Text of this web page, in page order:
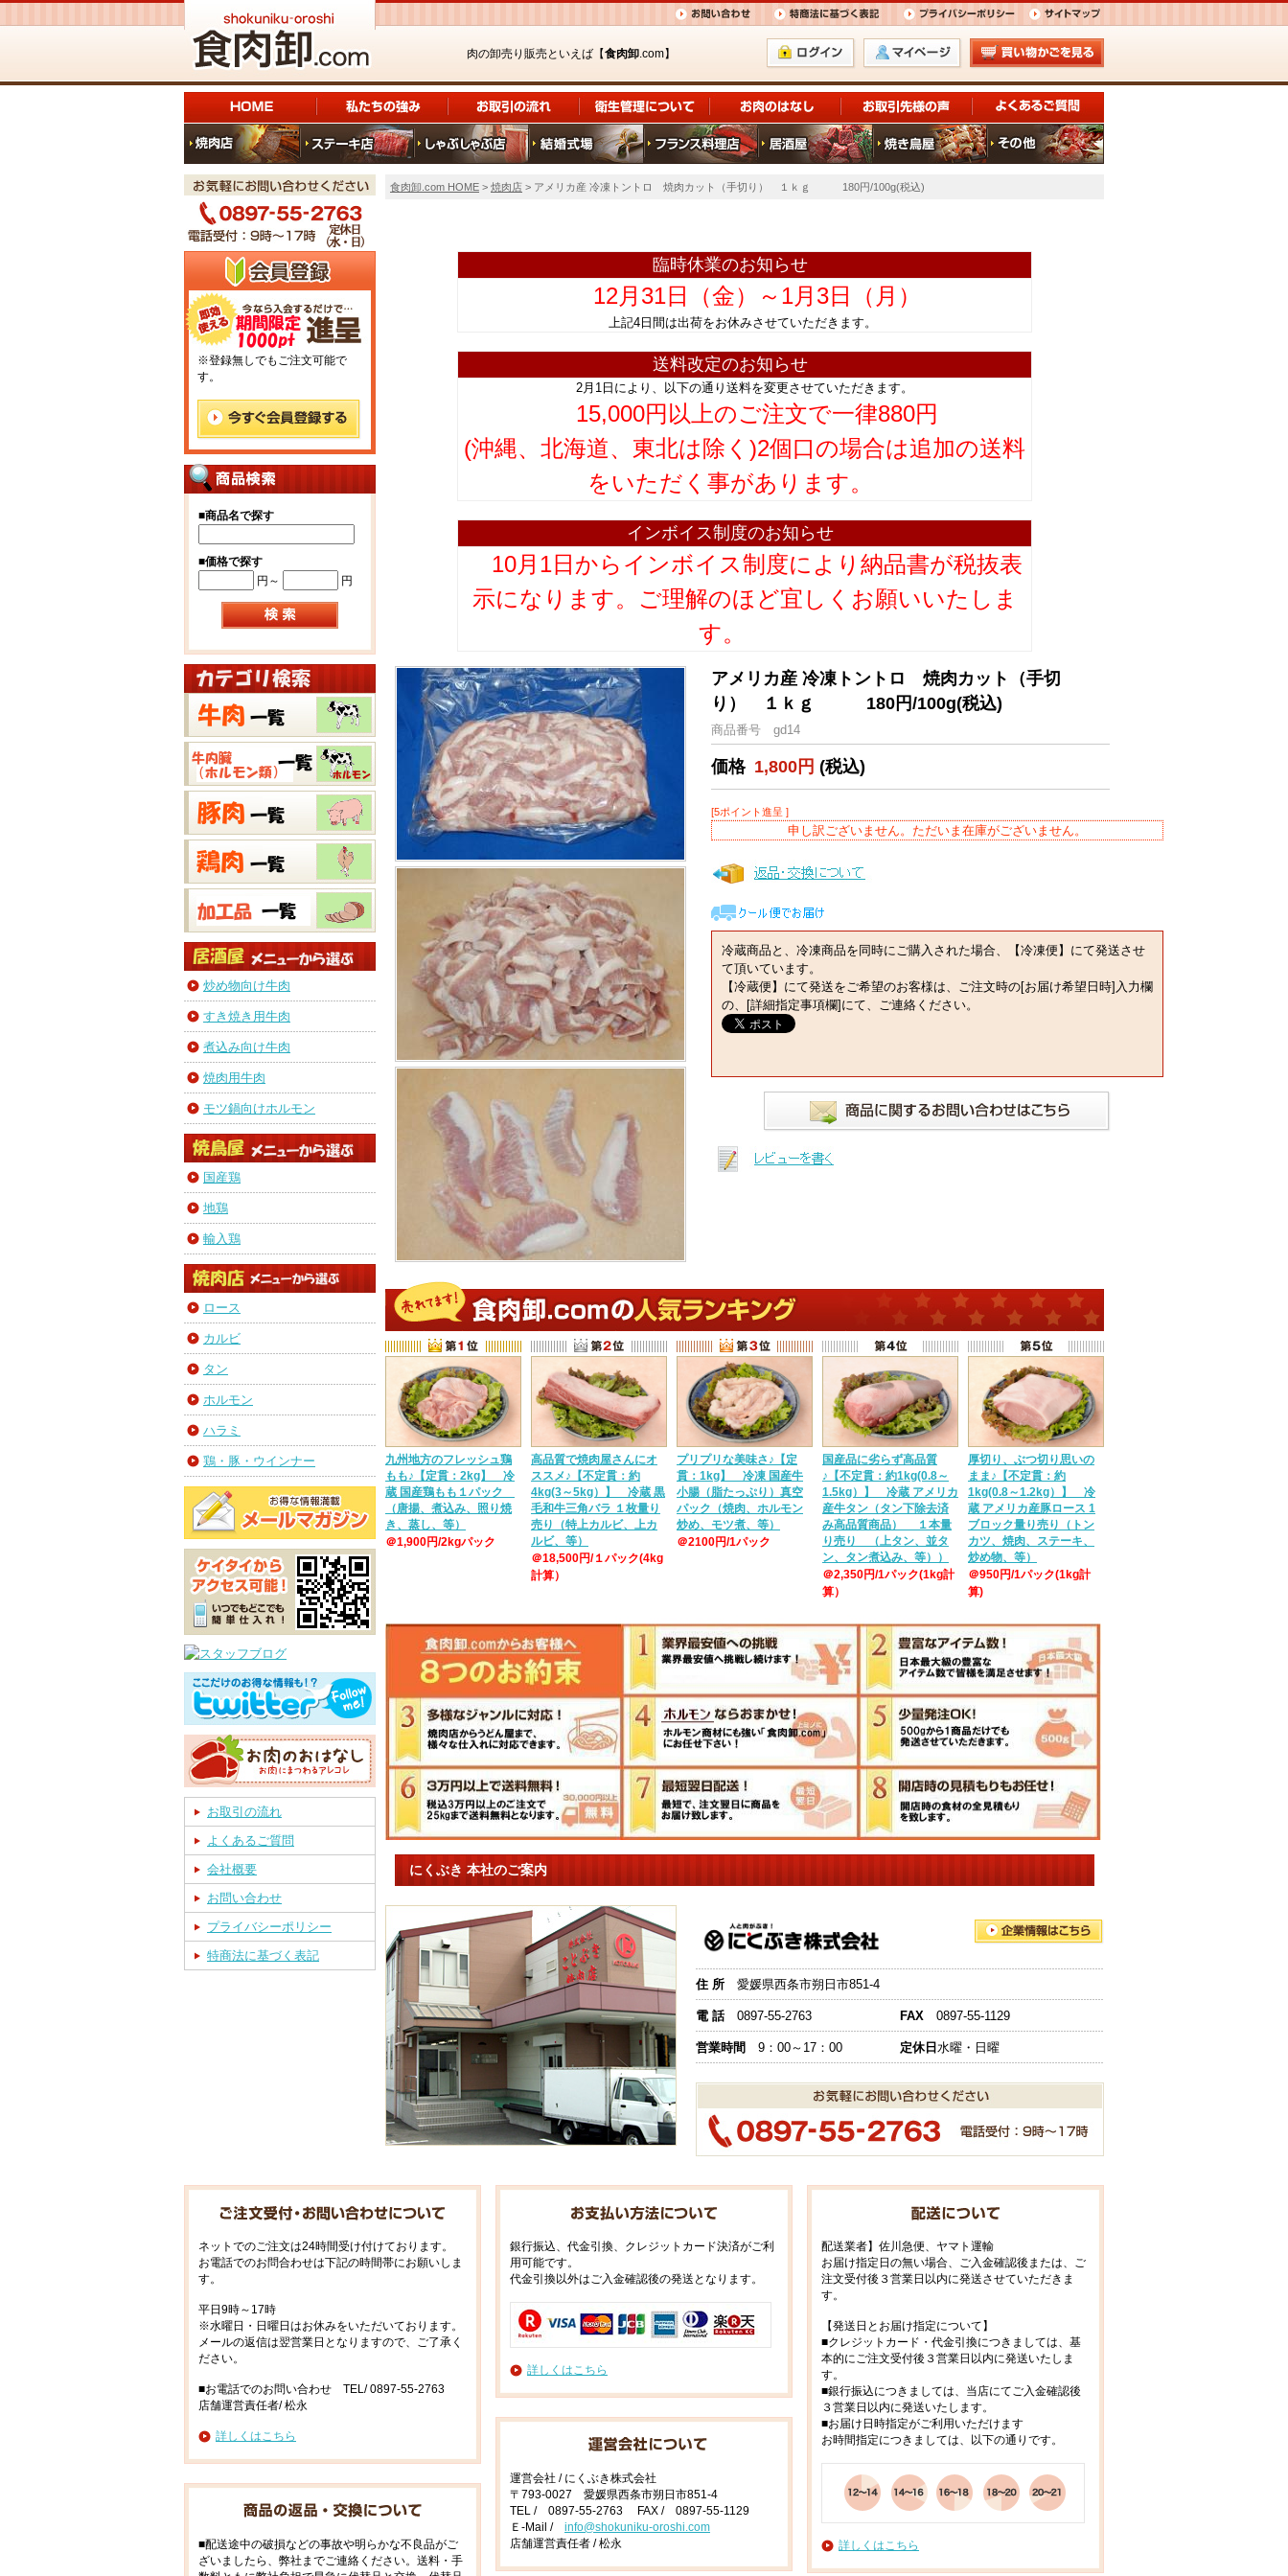
肉の卸売り販売といえば【食肉卸.com】
※登録無しでもご注文可能で
す。
■商品名で探す
■価格で探す
円～
円
炒め物向け牛肉
すき焼き用牛肉
煮込み向け牛肉
焼肉用牛肉
モツ鍋向けホルモン
国産鶏
地鶏
輸入鶏
ロース
カルビ
タン
ホルモン
ハラミ
鶏・豚・ウインナー
お取引の流れ
よくあるご質問
会社概要
お問い合わせ
プライバシーポリシー
特商法に基づく表記
食肉卸.com HOME > 焼肉店 > アメリカ産 冷凍トントロ 焼肉カット（手切り） １ｋｇ 180円/100g(税込)
臨時休業のお知らせ
12月31日（金）～1月3日（月）
上記4日間は出荷をお休みさせていただきます。
送料改定のお知らせ
2月1日により、以下の通り送料を変更させていただきます。
15,000円以上のご注文で一律880円
(沖縄、北海道、東北は除く)2個口の場合は追加の送料
をいただく事があります。
インボイス制度のお知らせ
10月1日からインボイス制度により納品書が税抜表
示になります。ご理解のほど宜しくお願いいたしま
す。
アメリカ産 冷凍トントロ 焼肉カット（手切
り） １ｋｇ 180円/100g(税込)
商品番号 gd14
価格 1,800円 (税込)
[5ポイント進呈 ]
申し訳ございません。ただいま在庫がございません。
冷蔵商品と、冷凍商品を同時にご購入された場合、【冷凍便】にて発送させ
て頂いています。
【冷蔵便】にて発送をご希望のお客様は、ご注文時の[お届け希望日時]入力欄
の、[詳細指定事項欄]にて、ご連絡ください。
九州地方のフレッシュ鶏
もも♪【定貫：2kg】 冷
蔵 国産鶏もも１パック
（唐揚、煮込み、照り焼
き、蒸し、等）
＠1,900円/2kgパック
高品質で焼肉屋さんにオ
ススメ♪【不定貫：約
4kg(3～5kg）】 冷蔵 黒
毛和牛三角バラ １枚量り
売り（特上カルビ、上カ
ルビ、等）
＠18,500円/１パック(4kg
計算）
プリプリな美味さ♪【定
貫：1kg】 冷凍 国産牛
小腸（脂たっぷり）真空
パック（焼肉、ホルモン
炒め、モツ煮、等）
＠2100円/1パック
国産品に劣らず高品質
♪【不定貫：約1kg(0.8～
1.5kg）】 冷蔵 アメリカ
産牛タン（タン下除去済
み高品質商品） １本量
り売り （上タン、並タ
ン、タン煮込み、等））
＠2,350円/1パック(1kg計
算）
厚切り、ぶつ切り思いの
まま♪【不定貫：約
1kg(0.8～1.2kg）】 冷
蔵 アメリカ産豚ロース 1
ブロック量り売り（トン
カツ、焼肉、ステーキ、
炒め物、等）
＠950円/1パック(1kg計
算)
にくぶき 本社のご案内
住 所 愛媛県西条市朔日市851-4
電 話0897-55-2763 FAX 0897-55-1129
営業時間 9：00～17：00 定休日 水曜・日曜
ネットでのご注文は24時間受け付けております。
お電話でのお問合わせは下記の時間帯にお願いしま
す。
平日9時～17時
※水曜日・日曜日はお休みをいただいております。
メールの返信は翌営業日となりますので、ご了承く
ださい。
■お電話でのお問い合わせ TEL/ 0897-55-2763
店舗運営責任者/ 松永
詳しくはこちら
■配送途中の破損などの事故や明らかな不良品がご
ざいましたら、弊社までご連絡ください。送料・手
銀行振込、代金引換、クレジットカード決済がご利
用可能です。
代金引換以外はご入金確認後の発送となります。
詳しくはこちら
運営会社 / にくぶき株式会社
〒793-0027 愛媛県西条市朔日市851-4
TEL / 0897-55-2763 FAX / 0897-55-1129
Ｅ-Mail / info@shokuniku-oroshi.com
店舗運営責任者 / 松永
配送業者】佐川急便、ヤマト運輸
お届け指定日の無い場合、ご入金確認後または、ご
注文受付後３営業日以内に発送させていただきま
す。
【発送日とお届け指定について】
■クレジットカード・代金引換につきましては、基
本的にご注文受付後３営業日以内に発送いたしま
す。
■銀行振込につきましては、当店にてご入金確認後
３営業日以内に発送いたします。
■お届け日時指定がご利用いただけます
お時間指定につきましては、以下の通りです。
詳しくはこちら